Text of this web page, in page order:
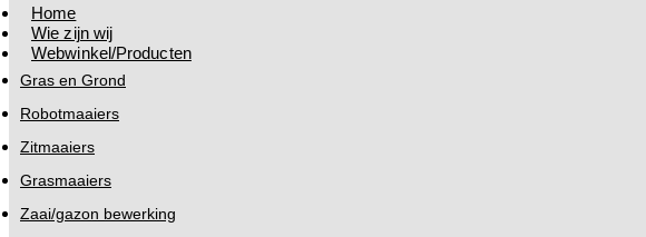
Home
Wie zijn wij
Webwinkel/Producten
Gras en Grond
Robotmaaiers
Zitmaaiers
Grasmaaiers
Zaai/gazon bewerking